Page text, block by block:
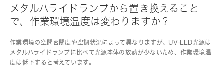
メタルハライドランプから置き換えること
で、作業環境温度は変わりますか？
作業環境の空間密閉度や空調状況によって異なりますが、UV-LED光源は
メタルハライドランプに比べて光源本体の放熱が少ないため、作業環境温
度は低下すると考えています。